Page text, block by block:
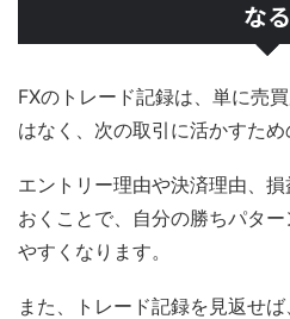
なる
FXのトレード記録は、単に売
はなく、次の取引に活かすため
エントリー理由や決済理由、
おくことで、自分の勝ちパタ
やすくなります。
また、トレード記録を見返せ